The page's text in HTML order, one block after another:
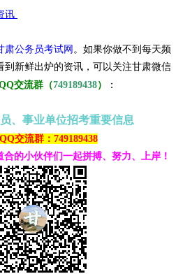
讯
肃公务员考试网 。 如果你做不到每天频
到新鲜出炉的资讯，可以关注甘肃微信
交流群（749189438） ：
、事业单位招考重要信息
交流群：749189438
的小伙伴们一起拼搏、努力、上岸！